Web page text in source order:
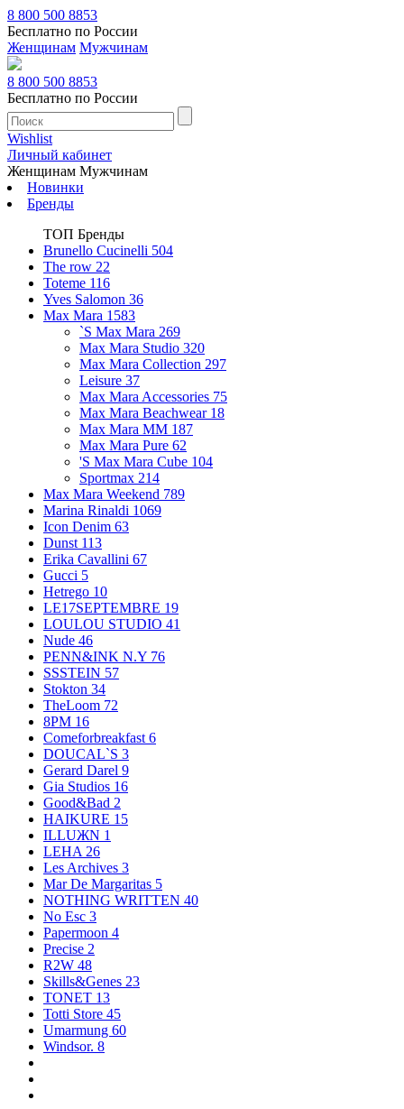
8 800 500 8853
Бесплатно по России
Женщинам Мужчинам
8 800 500 8853
Бесплатно по России
Wishlist
Личный кабинет
Женщинам Мужчинам
Новинки
Бренды
ТОП Бренды
Brunello Cucinelli 504
The row 22
Toteme 116
Yves Salomon 36
Max Mara 1583
`S Max Mara 269
Max Mara Studio 320
Max Mara Collection 297
Leisure 37
Max Mara Accessories 75
Max Mara Beachwear 18
Max Mara MM 187
Max Mara Pure 62
'S Max Mara Cube 104
Sportmax 214
Max Mara Weekend 789
Marina Rinaldi 1069
Icon Denim 63
Dunst 113
Erika Cavallini 67
Gucci 5
Hetrego 10
LE17SEPTEMBRE 19
LOULOU STUDIO 41
Nude 46
PENN&INK N.Y 76
SSSTEIN 57
Stokton 34
TheLoom 72
8PM 16
Comeforbreakfast 6
DOUCAL`S 3
Gerard Darel 9
Gia Studios 16
Good&Bad 2
HAIKURE 15
ILLUЖN 1
LEHA 26
Les Archives 3
Mar De Margaritas 5
NOTHING WRITTEN 40
No Esc 3
Papermoon 4
Precise 2
R2W 48
Skills&Genes 23
TONET 13
Totti Store 45
Umarmung 60
Windsor. 8